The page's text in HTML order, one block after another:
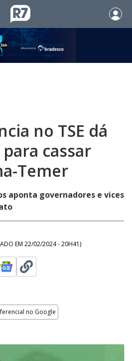
no TSE dá
cassar
Temer
aponta governadores e vices
EM 22/02/2024 - 20H41)
no Google